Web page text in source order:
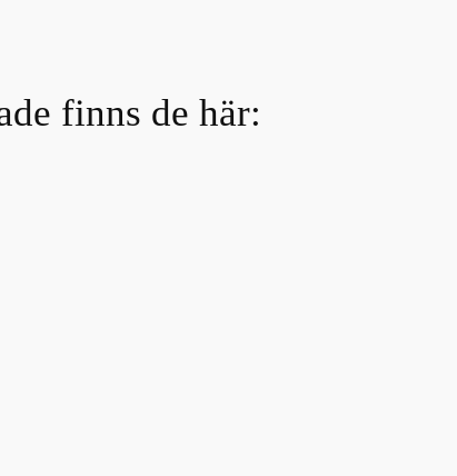
finns de här: